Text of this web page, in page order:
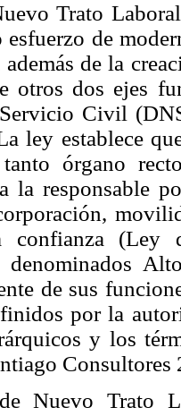
Trato
de
de la
otros dos ejes
Civil
ley establece
órgano
la responsable
confianza
denominados
de sus
por la
y los
Consultores
Nuevo Trato